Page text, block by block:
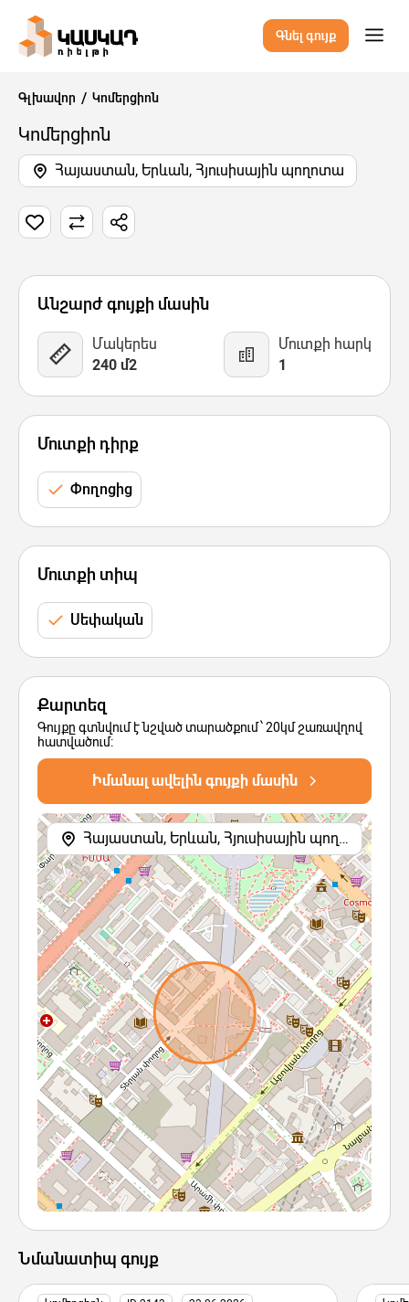
Գնել գույք
Գլխավոր Կոմերցիոն
Կոմերցիոն
Հայաստան, Երևան, Հյուսիսային պողոտա
4 Նկար Քարտեզ
Անշարժ գույքի մասին
Մակերես
240 մ2
Մուտքի հարկ
1
Մուտքի դիրք
Փողոցից
Մուտքի տիպ
Սեփական
Քարտեզ
Գույքը գտնվում է նշված տարածքում՝ 20կմ շառավղով
հատվածում:
Իմանալ ավելին գույքի մասին
Հայաստան, Երևան, Հյուսիսային պողոտա
Նմանատիպ գույք